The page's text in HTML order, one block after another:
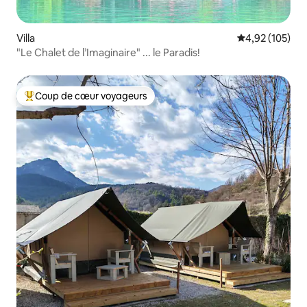
Villa Évaluation
4,92 (105)
"Le Chalet de l’Imaginaire" ... le Paradis!
Coups de cœur voyageurs les plus appréciés
Coup de cœur voyageurs